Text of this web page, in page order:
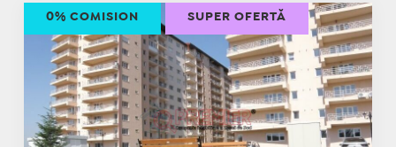
0% COMISION SUPER OFERTĂ